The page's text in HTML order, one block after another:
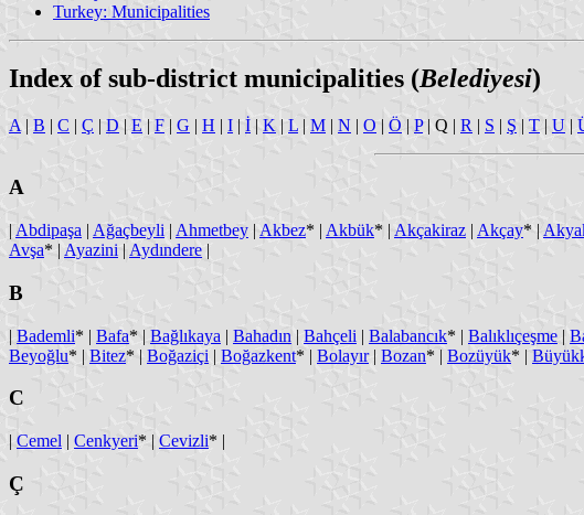
Turkey: Municipalities
Index of sub-district municipalities (Belediyesi)
A | B | C | Ç | D | E | F | G | H | I | İ | K | L | M | N | O | Ö | P| Q | R | S | Ş | T | U |
A
| Abdipaşa | Ağaçbeyli | Ahmetbey | Akbez* | Akbük* | Akçakiraz | Akçay* |
Avşa* | Ayazini | Aydındere |
B
| Bademli* | Bafa* | Bağlıkaya | Bahadın | Bahçeli | Balabancık* | Balıklıçeşme |
Beyoğlu* | Bitez* | Boğaziçi | Boğazkent* | Bolayır| Bozan* | Bozüyük* |
C
| Cemel | Cenkyeri* | Cevizli* |
Ç